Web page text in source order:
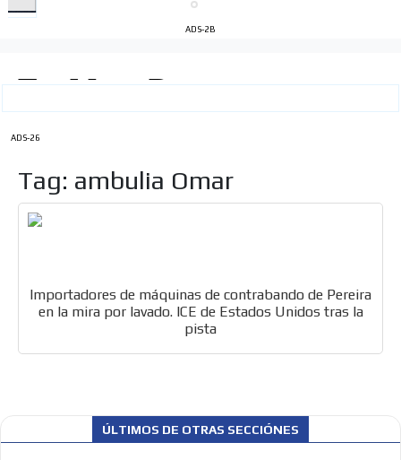
ADS-2B
ADS-26
Tag: ambulia Omar
Importadores de máquinas de contrabando de Pereira
en la mira por lavado. ICE de Estados Unidos tras la
pista
ÚLTIMOS DE OTRAS SECCIÓNES